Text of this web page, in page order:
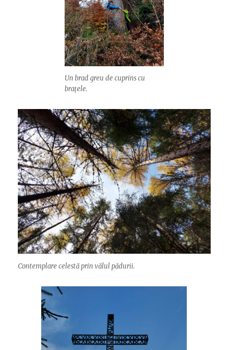
Un brad greu de cuprins cu
brațele.
Contemplare celestă prin vălul pădurii.